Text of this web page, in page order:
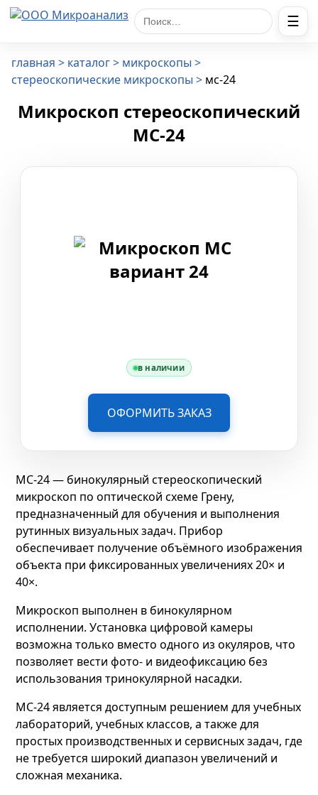
Поиск по сайту ☰
главная каталог
микроскопы
стереоскопические микроскопы
мс-24
Микроскоп стереоскопический
МС-24
в наличии
ОФОРМИТЬ ЗАКАЗ
МС-24 — бинокулярный стереоскопический
микроскоп по оптической схеме Грену,
предназначенный для обучения и выполнения
рутинных визуальных задач. Прибор
обеспечивает получение объёмного изображения
объекта при фиксированных увеличениях 20× и
40×.
Микроскоп выполнен в бинокулярном
исполнении. Установка цифровой камеры
возможна только вместо одного из окуляров, что
позволяет вести фото- и видеофиксацию без
использования тринокулярной насадки.
МС-24 является доступным решением для учебных
лабораторий, учебных классов, а также для
простых производственных и сервисных задач, где
не требуется широкий диапазон увеличений и
сложная механика.